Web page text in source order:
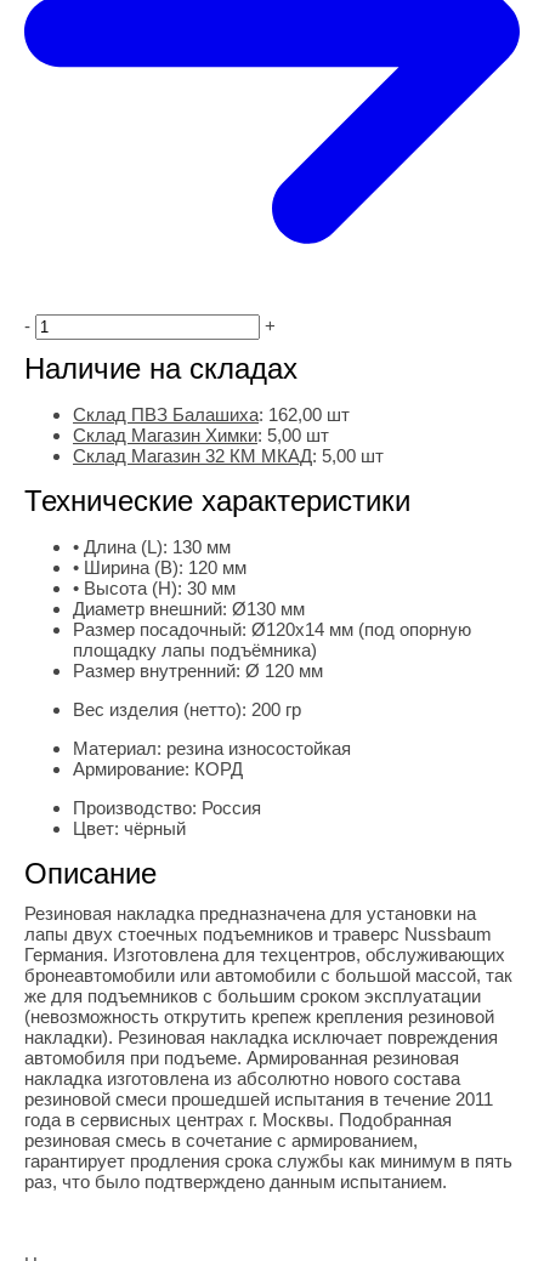
- +
Наличие на складах
Склад ПВЗ Балашиха: 162,00 шт
Склад Магазин Химки: 5,00 шт
Склад Магазин 32 КМ МКАД: 5,00 шт
Технические характеристики
• Длина (L): 130 мм
• Ширина (B): 120 мм
• Высота (H): 30 мм
Диаметр внешний: Ø130 мм
Размер посадочный: Ø120х14 мм (под опорную
площадку лапы подъёмника)
Размер внутренний: Ø 120 мм
Вес изделия (нетто): 200 гр
Материал: резина износостойкая
Армирование: КОРД
Производство: Россия
Цвет: чёрный
Описание
Резиновая накладка предназначена для установки на
лапы двух стоечных подъемников и траверс Nussbaum
Германия. Изготовлена для техцентров, обслуживающих
бронеавтомобили или автомобили с большой массой, так
же для подъемников с большим сроком эксплуатации
(невозможность открутить крепеж крепления резиновой
накладки). Резиновая накладка исключает повреждения
автомобиля при подъеме. Армированная резиновая
накладка изготовлена из абсолютно нового состава
резиновой смеси прошедшей испытания в течение 2011
года в сервисных центрах г. Москвы. Подобранная
резиновая смесь в сочетание с армированием,
гарантирует продления срока службы как минимум в пять
раз, что было подтверждено данным испытанием.